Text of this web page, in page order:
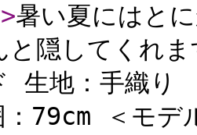
>暑い夏にはと
と隠してくれ
生地：手織り
：79cm ＜モ